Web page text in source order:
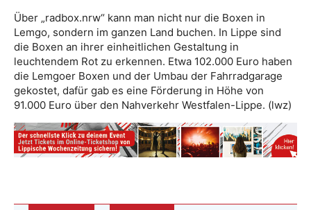
Über „radbox.nrw“ kann man nicht nur die Boxen in
Lemgo, sondern im ganzen Land buchen. In Lippe sind
die Boxen an ihrer einheitlichen Gestaltung in
leuchtendem Rot zu erkennen. Etwa 102.000 Euro haben
die Lemgoer Boxen und der Umbau der Fahrradgarage
gekostet, dafür gab es eine Förderung in Höhe von
91.000 Euro über den Nahverkehr Westfalen-Lippe. (lwz)